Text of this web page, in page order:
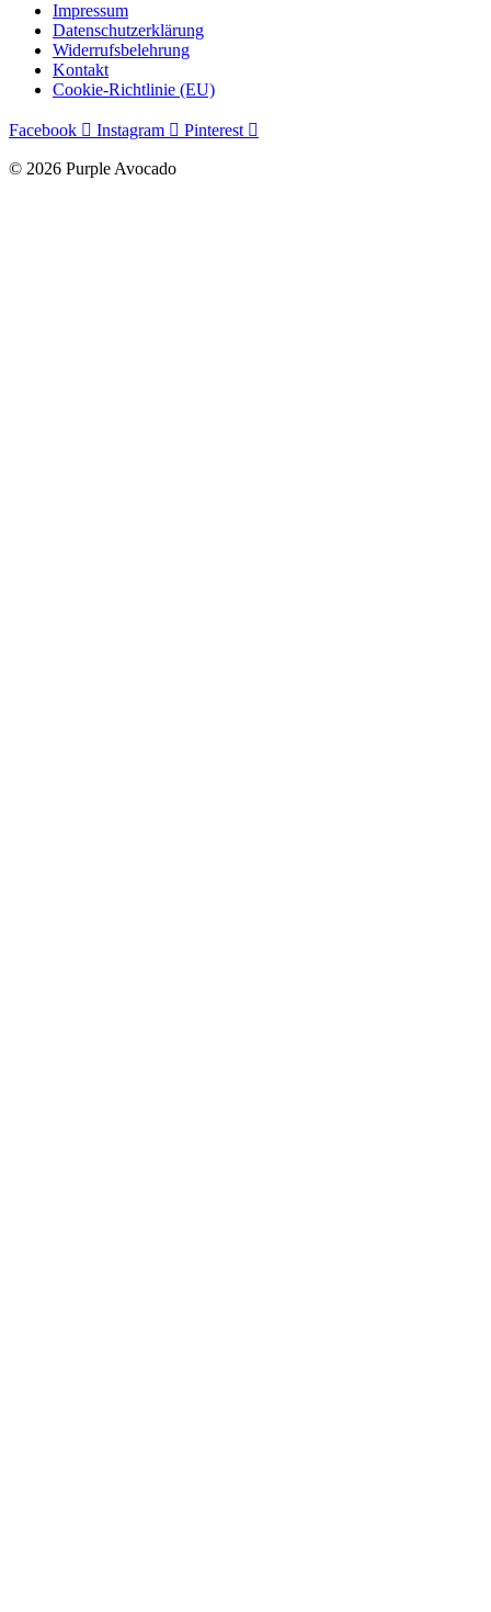
Impressum
Datenschutzerklärung
Widerrufsbelehrung
Kontakt
Cookie-Richtlinie (EU)
Facebook Instagram Pinterest
© 2026 Purple Avocado